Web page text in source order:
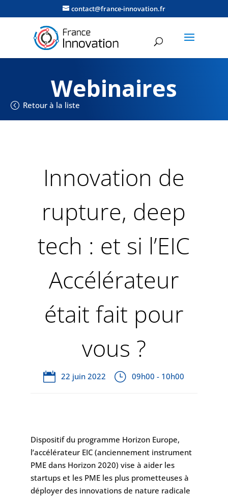
contact@france-innovation.fr
Webinaires
Retour à la liste
Innovation de
rupture, deep
tech : et si l’EIC
Accélérateur
était fait pour
vous ?
22 juin 2022 09h00 - 10h00
Dispositif du programme Horizon Europe,
l’accélérateur EIC (anciennement instrument
PME dans Horizon 2020) vise à aider les
startups et les PME les plus prometteuses à
déployer des innovations de nature radicale